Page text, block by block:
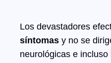
Los devastadores
síntomas y no se
neurológicas e incluso